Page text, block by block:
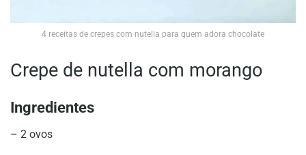
4 receitas de crepes com nutella para quem adora chocolate
Crepe de nutella com morango
Ingredientes
– 2 ovos